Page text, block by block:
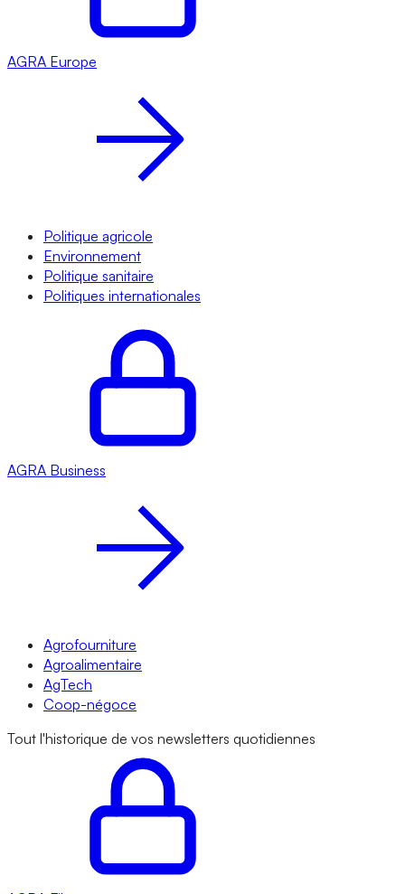
AGRA Europe
Politique agricole
Environnement
Politique sanitaire
Politiques internationales
AGRA Business
Agrofourniture
Agroalimentaire
AgTech
Coop-négoce
Tout l'historique de vos newsletters quotidiennes